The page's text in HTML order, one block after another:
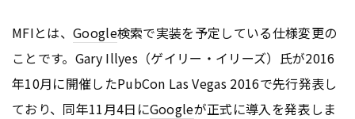
MFIとは、 Google検索で実装を予定している仕様変更の
ことです。Gary Illyes（ゲイリー・イリーズ）氏が2016
年10月に開催したPubCon Las Vegas 2016で先行発表し
ており、同年11月4日にGoogleが正式に導入を発表しま